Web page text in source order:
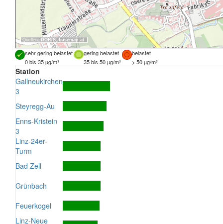
Quellen: DORIS, basemap.at
sehr gering belastet gering belastet
belastet
0 bis 35 µg/m³
35 bis 50 µg/m³ > 50 µg/m³
Station
Gallneukirchen
3
Steyregg-Au
Enns-Kristein
3
Linz-24er-
Turm
Bad Zell
Grünbach
Feuerkogel
Linz-Neue